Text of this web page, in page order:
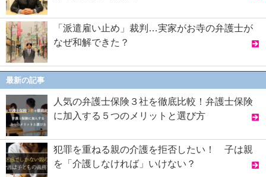
「派遣雇い止め」裁判…実家がお寺の弁護士が
なぜ和解できた？
最新の記事
人気の弁護士保険３社を徹底比較！弁護士保険
に加入する５つのメリットと選び方
犯罪を重ねる親の介護を拒否したい！ 子は親
を「介護しなければ」いけない？